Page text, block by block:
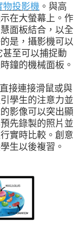
物投影機 。與高
在大螢幕上。作
面板結合，以全
是，攝影機可以
至可以捕捉動
鐘的機械面板。
接連接滑鼠或與
學生的注意力並
影像可以突出顯
先錄製的照片並
實時比較。創意
生以後複習。